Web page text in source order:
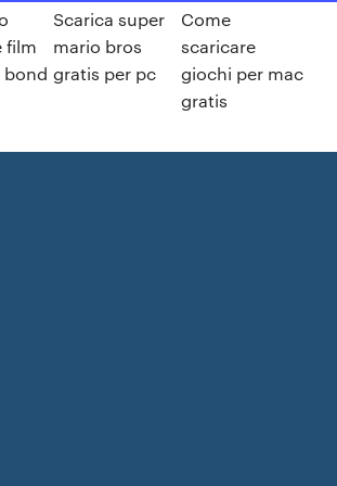
film
bond
Scarica super
mario bros
gratis per pc
Come
scaricare
giochi per mac
gratis